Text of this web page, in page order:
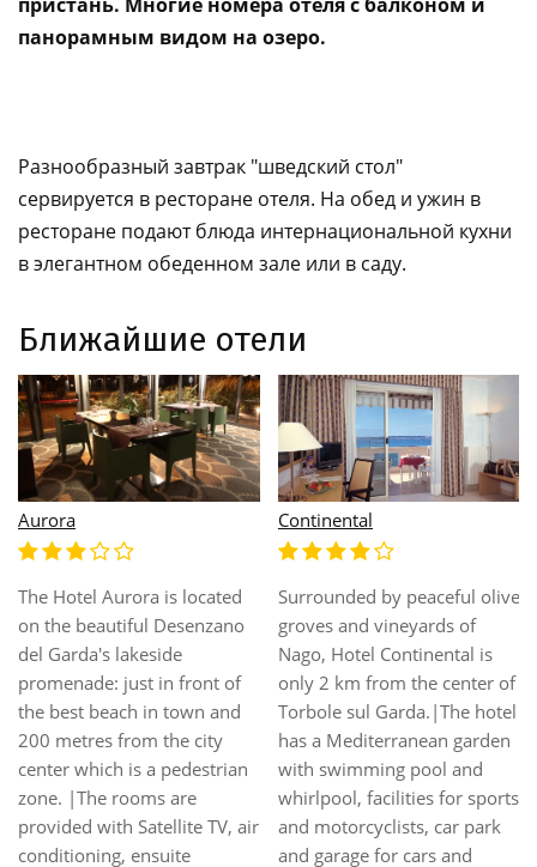
панорамным видом на озеро.
Разнообразный завтрак "шведский стол"
сервируется в ресторане отеля. На обед и ужин в
ресторане подают блюда интернациональной кухни
в элегантном обеденном зале или в саду.
Ближайшие отели
Aurora
The Hotel Aurora is located
on the beautiful Desenzano
del Garda's lakeside
promenade: just in front of
the best beach in town and
200 metres from the city
center which is a pedestrian
zone. |The rooms are
provided with Satellite TV, air
conditioning, ensuite
Continental
Surrounded by peaceful olive
groves and vineyards of
Nago, Hotel Continental is
only 2 km from the center of
Torbole sul Garda.|The hotel
has a Mediterranean garden
with swimming pool and
whirlpool, facilities for sports
and motorcyclists, car park
and garage for cars and